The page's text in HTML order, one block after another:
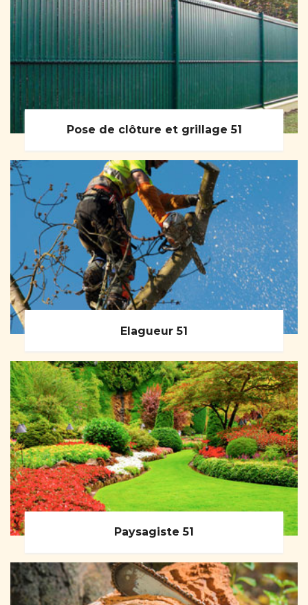
Pose de clôture et grillage 51
Elagueur 51
Paysagiste 51